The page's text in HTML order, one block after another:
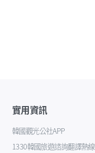
實用資訊
韓國觀光公社APP
1330韓國旅遊諮詢翻譯熱線